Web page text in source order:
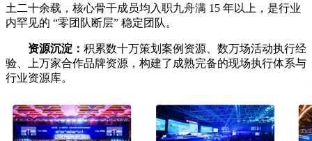
土二十余载，核心骨干成员均入职九舟满 15 年以上，是行业
内罕见的 “零团队断层” 稳定团队。
资源沉淀： 积累数十万策划案例资源、数万场活动执行经
验、上万家合作品牌资源，构建了成熟完备的现场执行体系与
行业资源库。